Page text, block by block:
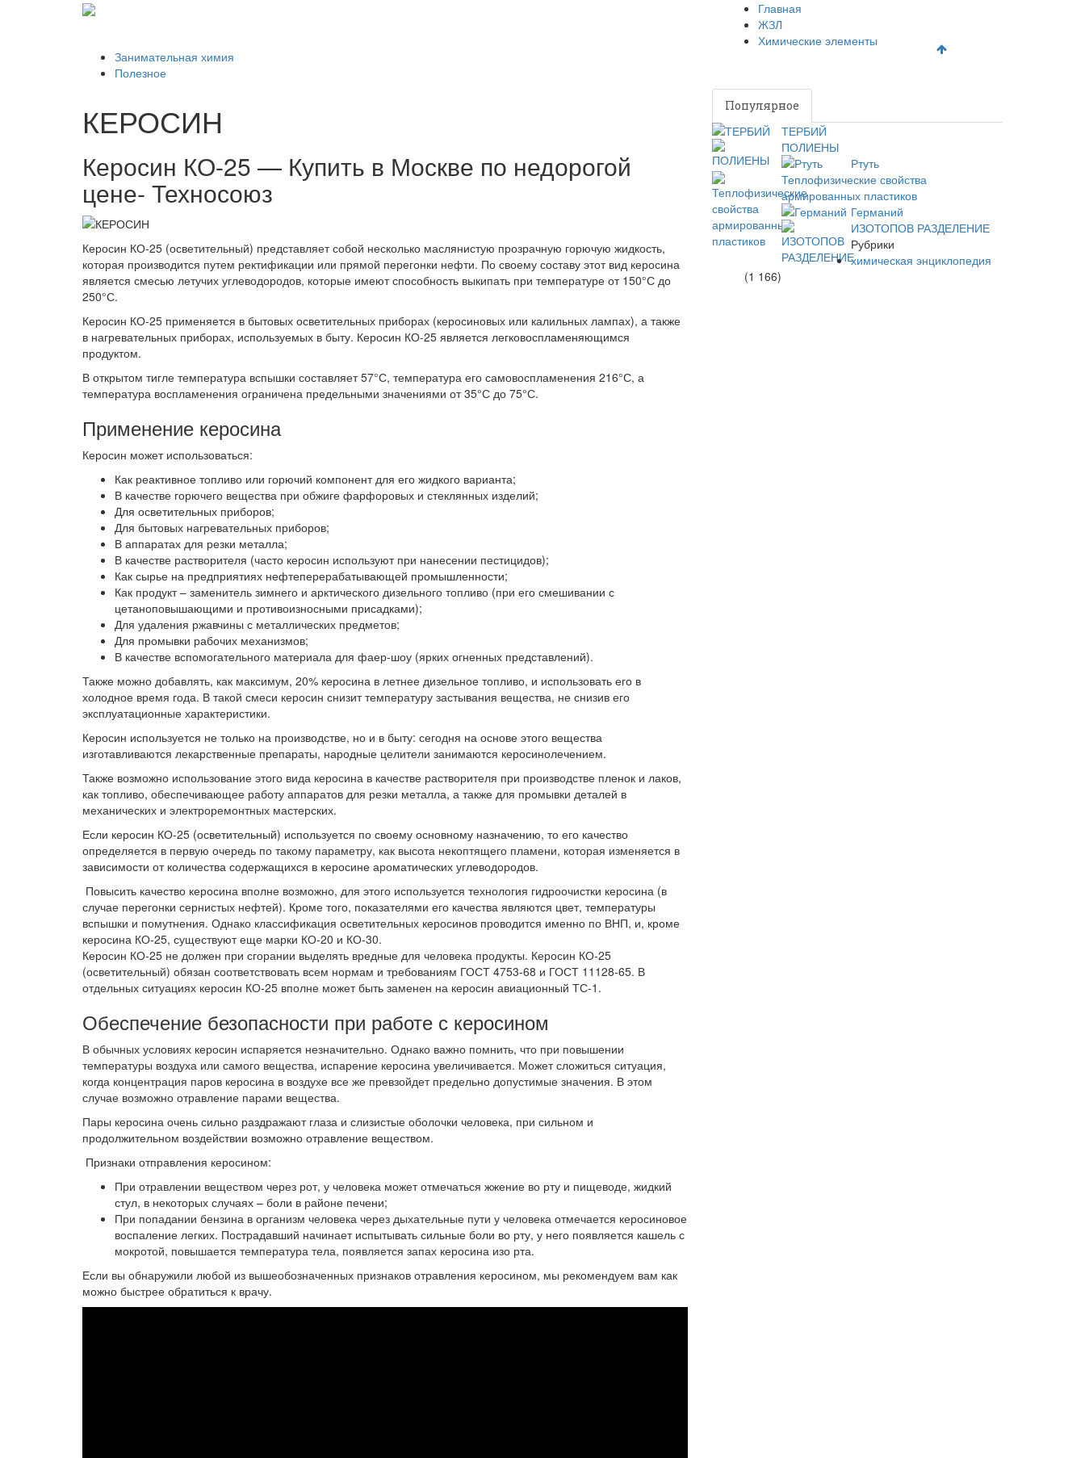
Полезное
Главная
ЖЗЛ
Химические элементы
Занимательная химия
Полезное
КЕРОСИН
Керосин КО-25 — Купить в Москве по недорогой
цене- Техносоюз
Керосин КО-25 (осветительный) представляет собой несколько маслянистую прозрачную горючую жидкость,
которая производится путем ректификации или прямой перегонки нефти. По своему составу этот вид керосина
является смесью летучих углеводородов, которые имеют способность выкипать при температуре от 150°С до
250°С.
Керосин КО-25 применяется в бытовых осветительных приборах (керосиновых или калильных лампах), а также
в нагревательных приборах, используемых в быту. Керосин КО-25 является легковоспламеняющимся
продуктом.
В открытом тигле температура вспышки составляет 57°С, температура его самовоспламенения 216°С, а
температура воспламенения ограничена предельными значениями от 35°С до 75°С.
Применение керосина
Керосин может использоваться:
Как реактивное топливо или горючий компонент для его жидкого варианта;
В качестве горючего вещества при обжиге фарфоровых и стеклянных изделий;
Для осветительных приборов;
Для бытовых нагревательных приборов;
В аппаратах для резки металла;
В качестве растворителя (часто керосин используют при нанесении пестицидов);
Как сырье на предприятиях нефтеперерабатывающей промышленности;
Как продукт – заменитель зимнего и арктического дизельного топливо (при его смешивании с
цетаноповышающими и противоизносными присадками);
Для удаления ржавчины с металлических предметов;
Для промывки рабочих механизмов;
В качестве вспомогательного материала для фаер-шоу (ярких огненных представлений).
Также можно добавлять, как максимум, 20% керосина в летнее дизельное топливо, и использовать его в
холодное время года. В такой смеси керосин снизит температуру застывания вещества, не снизив его
эксплуатационные характеристики.
Керосин используется не только на производстве, но и в быту: сегодня на основе этого вещества
изготавливаются лекарственные препараты, народные целители занимаются керосинолечением.
Также возможно использование этого вида керосина в качестве растворителя при производстве пленок и лаков,
как топливо, обеспечивающее работу аппаратов для резки металла, а также для промывки деталей в
механических и электроремонтных мастерских.
Если керосин КО-25 (осветительный) используется по своему основному назначению, то его качество
определяется в первую очередь по такому параметру, как высота некоптящего пламени, которая изменяется в
зависимости от количества содержащихся в керосине ароматических углеводородов.
Повысить качество керосина вполне возможно, для этого используется технология гидроочистки керосина (в
случае перегонки сернистых нефтей). Кроме того, показателями его качества являются цвет, температуры
вспышки и помутнения. Однако классификация осветительных керосинов проводится именно по ВНП, и, кроме
керосина КО-25, существуют еще марки КО-20 и КО-30.
Керосин КО-25 не должен при сгорании выделять вредные для человека продукты. Керосин КО-25
(осветительный) обязан соответствовать всем нормам и требованиям ГОСТ 4753-68 и ГОСТ 11128-65. В
отдельных ситуациях керосин КО-25 вполне может быть заменен на керосин авиационный ТС-1.
Обеспечение безопасности при работе с керосином
В обычных условиях керосин испаряется незначительно. Однако важно помнить, что при повышении
температуры воздуха или самого вещества, испарение керосина увеличивается. Может сложиться ситуация,
когда концентрация паров керосина в воздухе все же превзойдет предельно допустимые значения. В этом
случае возможно отравление парами вещества.
Пары керосина очень сильно раздражают глаза и слизистые оболочки человека, при сильном и
продолжительном воздействии возможно отравление веществом.
Признаки отправления керосином:
При отравлении веществом через рот, у человека может отмечаться жжение во рту и пищеводе, жидкий
стул, в некоторых случаях – боли в районе печени;
При попадании бензина в организм человека через дыхательные пути у человека отмечается керосиновое
воспаление легких. Пострадавший начинает испытывать сильные боли во рту, у него появляется кашель с
мокротой, повышается температура тела, появляется запах керосина изо рта.
Если вы обнаружили любой из вышеобозначенных признаков отравления керосином, мы рекомендуем вам как
можно быстрее обратиться к врачу.
Популярное
ТЕРБИЙ
ПОЛИЕНЫ
Ртуть
Теплофизические свойства
армированных пластиков
Германий
ИЗОТОПОВ РАЗДЕЛЕНИЕ
Рубрики
химическая энциклопедия
(1 166)